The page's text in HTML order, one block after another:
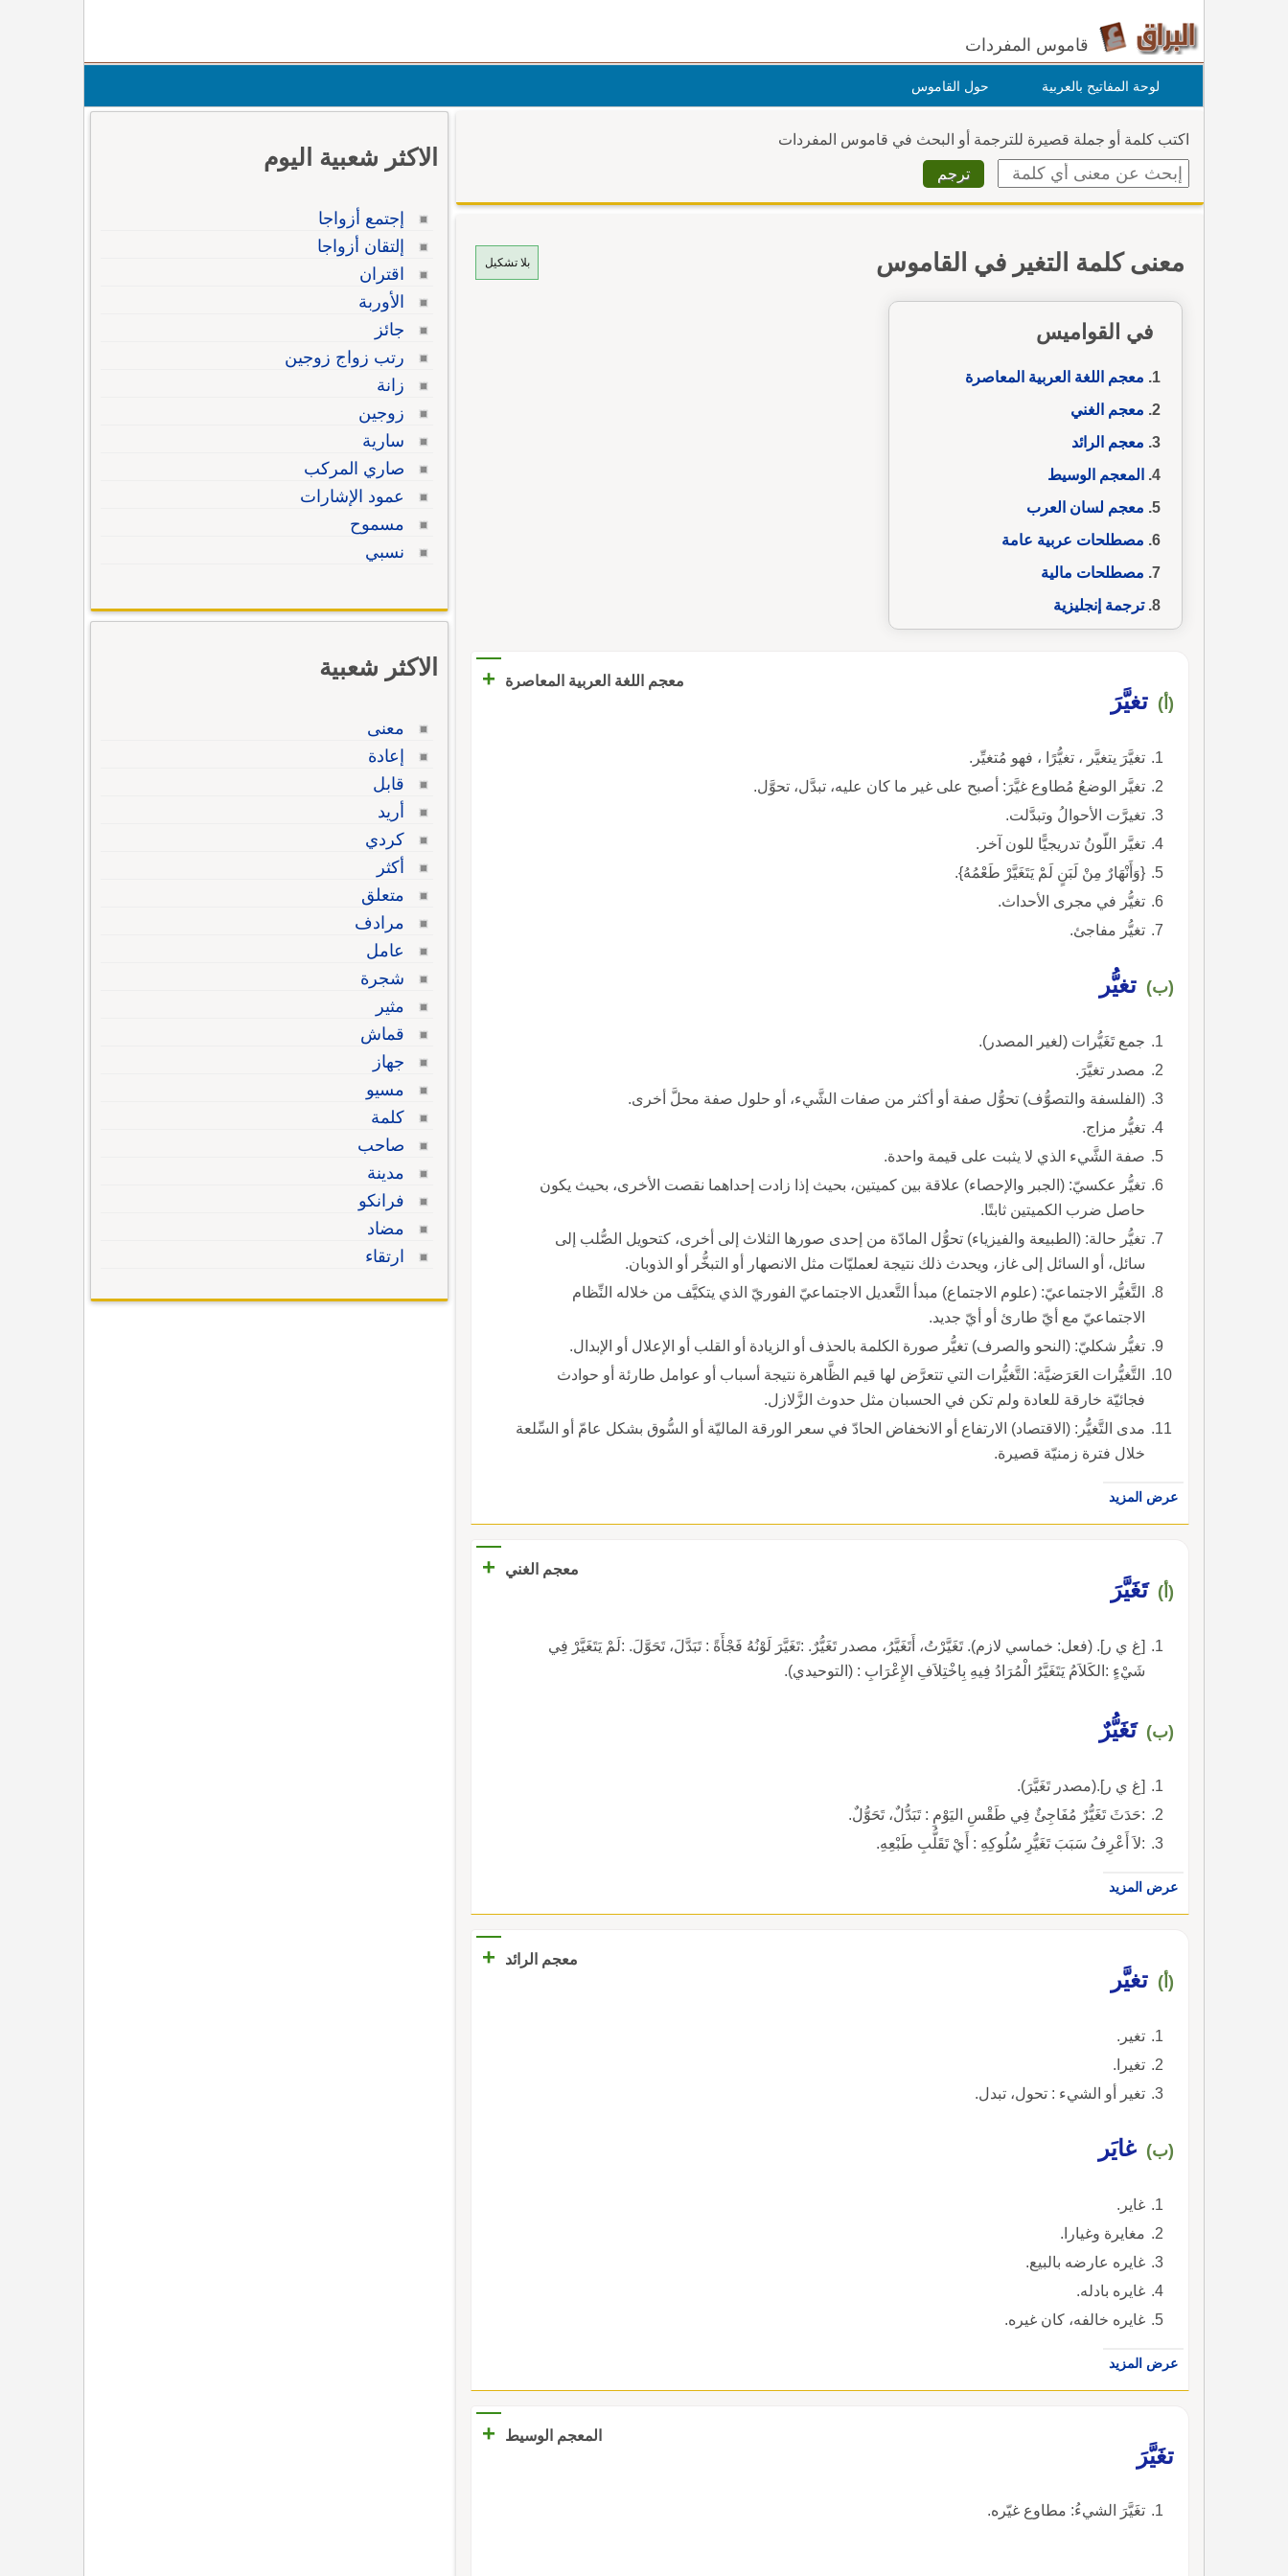
قاموس المفردات
لوحة المفاتيح بالعربية حول القاموس
اكتب كلمة أو جملة قصيرة للترجمة أو البحث في قاموس المفردات
بلا تشكيل معنى كلمة التغير في القاموس
في القواميس
معجم اللغة العربية المعاصرة
معجم الغني
معجم الرائد
المعجم الوسيط
معجم لسان العرب
مصطلحات عربية عامة
مصطلحات مالية
ترجمة إنجليزية
معجم اللغة العربية المعاصرة +
(أ) تغيَّرَ
تغيَّرَ يتغيَّر ، تغيُّرًا ، فهو مُتغيِّر.
تغيَّر الوضعُ مُطاوع غيَّرَ: أصبح على غير ما كان عليه، تبدَّل، تحوَّل.
تغيرَّت الأحوالُ وتبدَّلت.
تغيَّر اللّونُ تدريجيًّا للون آخر.
{وَأَنْهَارٌ مِنْ لَبَنٍ لَمْ يَتَغَيَّرْ طَعْمُهُ}.
تغيُّر في مجرى الأحداث.
تغيُّر مفاجئ.
(ب) تغيُّر
جمع تَغَيُّرات (لغير المصدر).
مصدر تغيَّرَ.
(الفلسفة والتصوُّف) تحوُّل صفة أو أكثر من صفات الشَّيء، أو حلول صفة محلَّ أخرى.
تغيُّر مزاج.
صفة الشَّيء الذي لا يثبت على قيمة واحدة.
تغيُّر عكسيّ: (الجبر والإحصاء) علاقة بين كميتين، بحيث إذا زادت إحداهما نقصت الأخرى، بحيث يكون
حاصل ضرب الكميتين ثابتًا.
تغيُّر حالة: (الطبيعة والفيزياء) تحوُّل المادّة من إحدى صورها الثلاث إلى أخرى، كتحويل الصُّلب إلى
سائل، أو السائل إلى غاز، ويحدث ذلك نتيجة لعمليّات مثل الانصهار أو التبخُّر أو الذوبان.
التَّغيُّر الاجتماعيّ: (علوم الاجتماع) مبدأ التَّعديل الاجتماعيّ الفوريّ الذي يتكيَّف من خلاله النِّظام
الاجتماعيّ مع أيّ طارئ أو أيّ جديد.
تغيُّر شكليّ: (النحو والصرف) تغيُّر صورة الكلمة بالحذف أو الزيادة أو القلب أو الإعلال أو الإبدال.
التَّغيُّرات العَرَضيَّة: التَّغيُّرات التي تتعرَّض لها قيم الظَّاهرة نتيجة أسباب أو عوامل طارئة أو حوادث
فجائيّة خارقة للعادة ولم تكن في الحسبان مثل حدوث الزَّلازل.
مدى التَّغيُّر: (الاقتصاد) الارتفاع أو الانخفاض الحادّ في سعر الورقة الماليّة أو السُّوق بشكل عامّ أو السِّلعة
خلال فترة زمنيّة قصيرة.
عرض المزيد
معجم الغني +
(أ) تَغَيَّرَ
[غ ي ر]. (فعل: خماسي لازم). تَغَيَّرْتُ، أَتَغَيَّرُ، مصدر تَغَيُّرٌ. :تَغَيَّرَ لَوْنُهُ فَجْأَةً : تَبَدَّلَ، تَحَوَّلَ. :لَمْ يَتَغَيَّرْ فِي
شَيْءٍ :الكَلاَمُ يَتَغَيَّرُ الْمُرَادُ فِيهِ بِاخْتِلاَفِ الإِعْرَابِ : (التوحيدي).
(ب) تَغَيُّرٌ
[غ ي ر].(مصدر تَغَيَّرَ).
:حَدَثَ تَغَيُّرٌ مُفَاجِئٌ فِي طَقْسِ اليَوْمِ : تَبَدُّلٌ، تَحَوُّلٌ.
:لاَ أَعْرِفُ سَبَبَ تَغَيُّرِ سُلُوكِهِ : أَيْ تَقَلُّبِ طَبْعِهِ.
عرض المزيد
معجم الرائد +
(أ) تغيَّر
تغير.
تغيرا.
تغير أو الشيء : تحول، تبدل.
(ب) غايَر
غاير.
مغايرة وغيارا.
غايره عارضه بالبيع.
غايره بادله.
غايره خالفه، كان غيره.
عرض المزيد
المعجم الوسيط
+
تغَيَّرَ
تغَيَّرَ الشيءُ: مطاوع غيّره.
الاكثر شعبية اليوم
إجتمع أزواجا
إلتقان أزواجا
اقتران
الأوربة
جائز
رتب زواج زوجين
زانة
زوجين
سارية
صاري المركب
عمود الإشارات
مسموح
نسبي
الاكثر شعبية
معنى
إعادة
قابل
أريد
كردي
أكثر
متعلق
مرادف
عامل
شجرة
مثير
قماش
جهاز
مسيو
كلمة
صاحب
مدينة
فرانكو
مضاد
ارتقاء